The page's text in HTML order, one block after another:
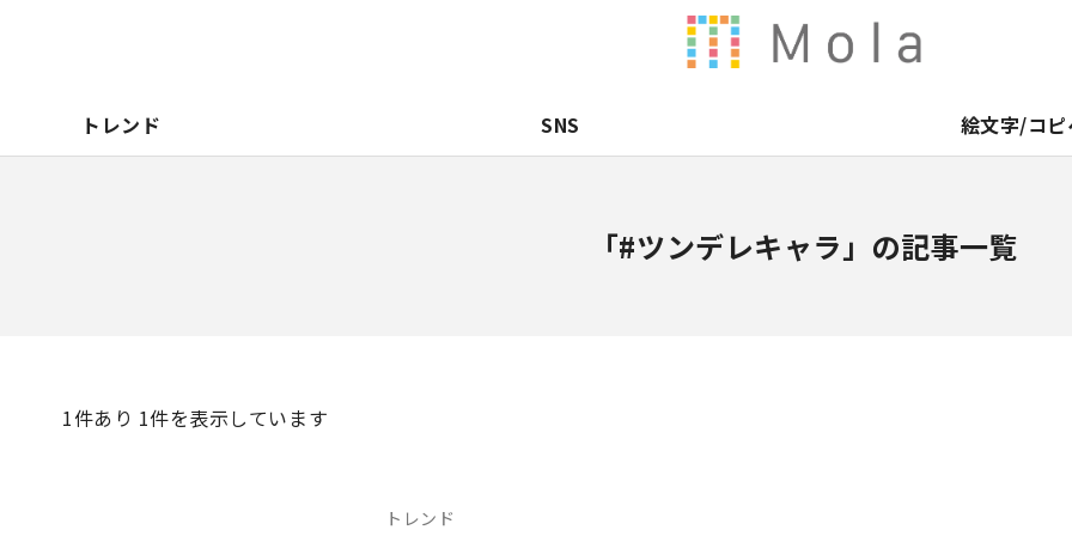
トレンド SNS 絵文字/コピ
「#ツンデレキャラ」の記事一覧
1件あり 1件を表示しています
トレンド